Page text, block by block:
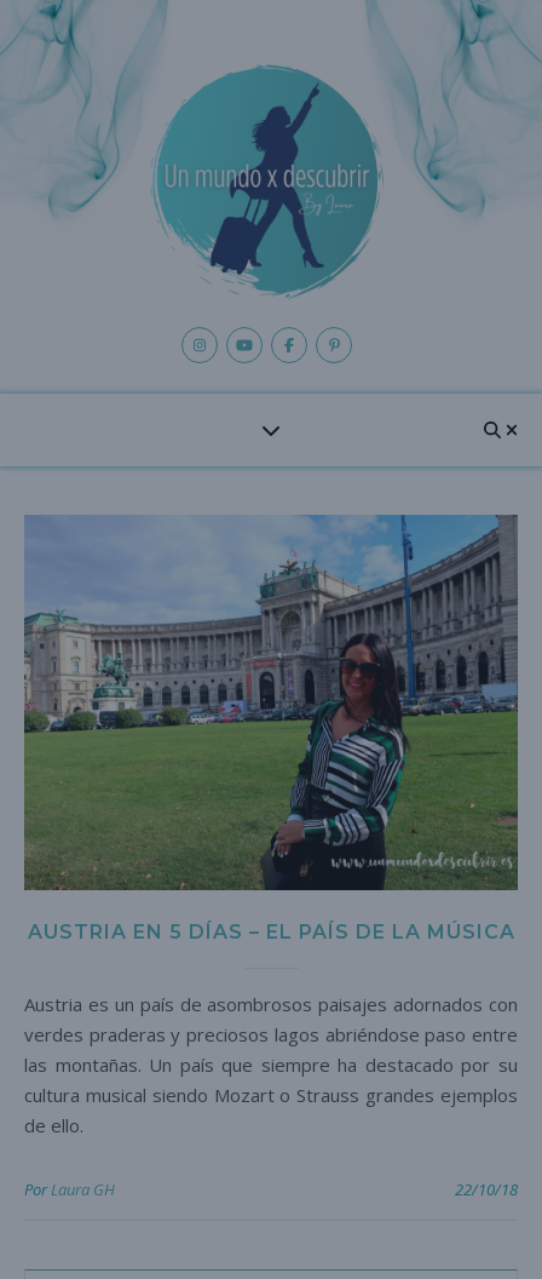
AUSTRIA EN 5 DÍAS – EL PAÍS DE LA MÚSICA
Austria es un país de asombrosos paisajes adornados con
verdes praderas y preciosos lagos abriéndose paso entre
las montañas. Un país que siempre ha destacado por su
cultura musical siendo Mozart o Strauss grandes ejemplos
de ello.
PorLaura GH 22/10/18